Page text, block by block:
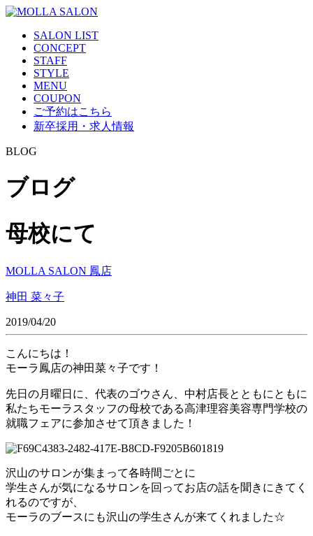
SALON LIST
CONCEPT
STAFF
STYLE
MENU
COUPON
ご予約はこちら
新卒採用・求人情報
BLOG
ブログ
母校にて
MOLLA SALON 鳳店
神田 菜々子
2019/04/20
こんにちは！
モーラ鳳店の神田菜々子です！
先日の月曜日に、代表のゴウさん、中村店長とともにともに
私たちモーラスタッフの母校である高津理容美容専門学校の
就職フェアに参加させて頂きました！
沢山のサロンが集まって各時間ごとに
学生さんが気になるサロンを回ってお店の話を聞きにきてく
れるのですが、
モーラのブースにも沢山の学生さんが来てくれました☆